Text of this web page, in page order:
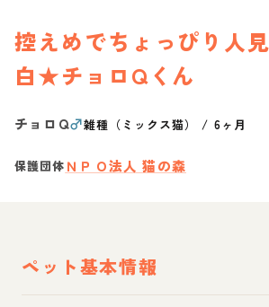
控えめでちょっぴり人
白★チョロQくん
チョロQ♂雑種（ミックス猫） / 6ヶ月
保護団体 ＮＰＯ法人 猫の森
ペット基本情報